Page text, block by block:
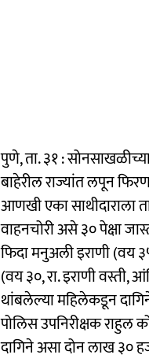
पुणे, ता. ३१ :
बाहेरील राज्यांत लपून
आणखी एका साथीदाराला
वाहनचोरी असे ३० पेक्षा
फिदा मनुअली इराणी (वय
(वय ३०, रा. इराणी
थांबलेल्या महिलेकडून
पोलिस उपनिरीक्षक राहुल
दागिने असा दोन लाख ३०